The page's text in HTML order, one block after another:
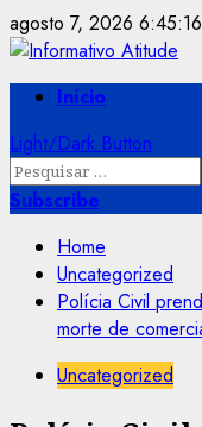
Skip
to
content
agosto 7, 2026
PrimaryInício
Light/Dark Button
Pesquisar
por:
Subscribe
Home
Uncategorized
Polícia Civil
morte de
Uncategorized